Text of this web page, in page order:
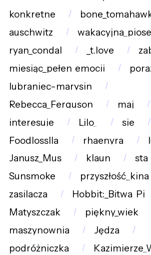
konkretne
auschwitz
ryan_condal
_t.love
miesiąc_pełen_emocji
lubraniec-marysin
Rebecca_Ferguson
maj
interesuje
Lilo_
sie
Foodlosslla
rhaenyra
Janusz_Mus
klaun
sta
Sunsmoke
przyszłość_kina
zasilacza
Hobbit:_Bitwa_Pi
Matyszczak
piękny_wiek
maszynownia
Jędza
podróżniczka